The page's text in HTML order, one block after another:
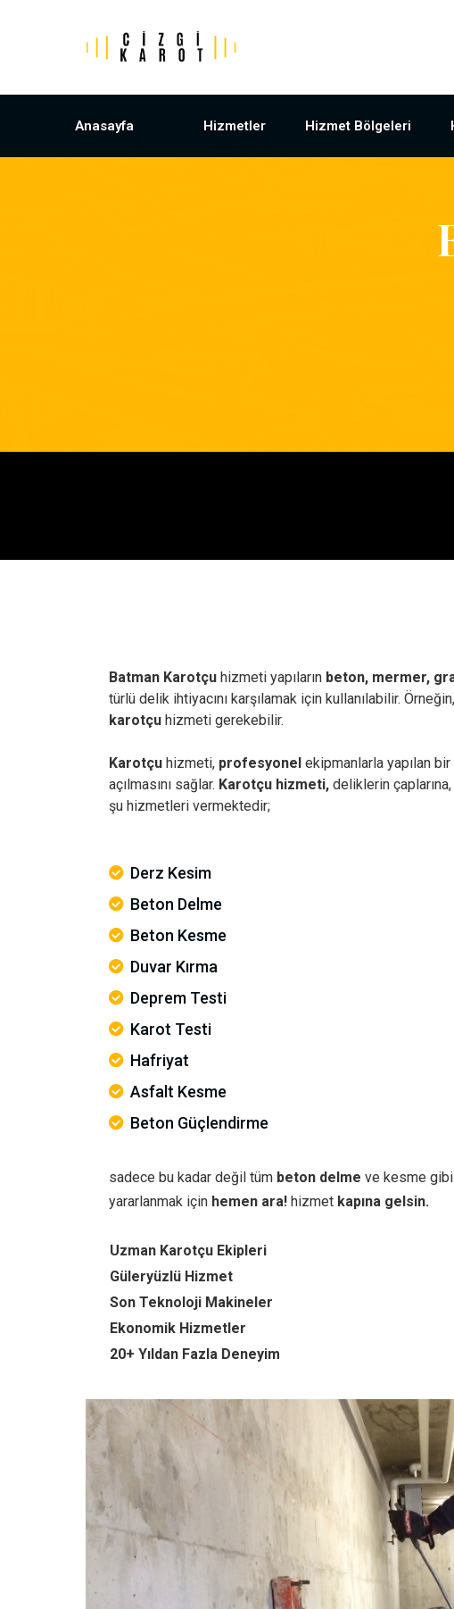
Anasayfa Hizmetler Hizmet Bölgeleri
Batman Karotçu hizmeti yapıların beton, mermer,
türlü delik ihtiyacını karşılamak için kullanılabilir.
karotçu hizmeti gerekebilir.
Karotçu hizmeti, profesyonel ekipmanlarla yapılan
açılmasını sağlar. Karotçu hizmeti, deliklerin
şu hizmetleri vermektedir;
Derz Kesim
Beton Delme
Beton Kesme
Duvar Kırma
Deprem Testi
Karot Testi
Hafriyat
Asfalt Kesme
Beton Güçlendirme
sadece bu kadar değil tüm beton delme ve kesme gibi
yararlanmak için hemen ara! hizmet kapına gelsin.
Uzman Karotçu Ekipleri
Güleryüzlü Hizmet
Son Teknoloji Makineler
Ekonomik Hizmetler
20+ Yıldan Fazla Deneyim